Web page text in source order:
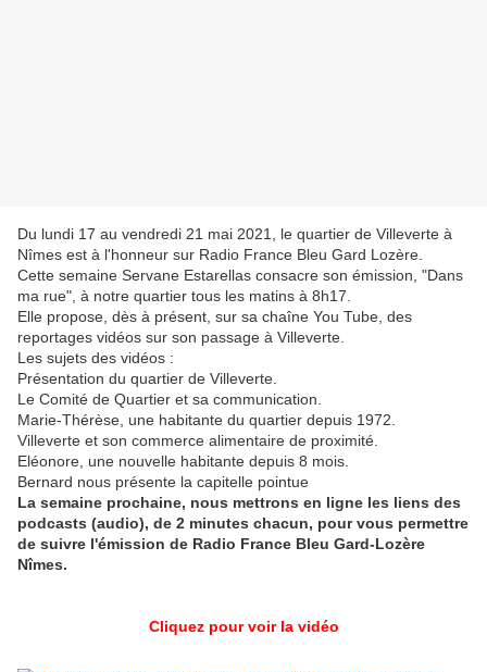
Du lundi 17 au vendredi 21 mai 2021, le quartier de Villeverte à
Nîmes est à l'honneur sur Radio France Bleu Gard Lozère.
Cette semaine Servane Estarellas consacre son émission, "Dans
ma rue", à notre quartier tous les matins à 8h17.
Elle propose, dès à présent, sur sa chaîne You Tube, des
reportages vidéos sur son passage à Villeverte.
Les sujets des vidéos :
Présentation du quartier de Villeverte.
Le Comité de Quartier et sa communication.
Marie-Thérèse, une habitante du quartier depuis 1972.
Villeverte et son commerce alimentaire de proximité.
Eléonore, une nouvelle habitante depuis 8 mois.
Bernard nous présente la capitelle pointue
La semaine prochaine, nous mettrons en ligne les liens des
podcasts (audio), de 2 minutes chacun, pour vous permettre
de suivre l'émission de Radio France Bleu Gard-Lozère
Nîmes.
Cliquez pour voir la vidéo